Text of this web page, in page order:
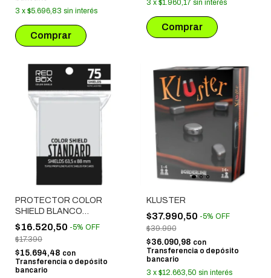
3 x $5.696,83 sin interés
3 x $1.960,17 sin interés
PROTECTOR COLOR
SHIELD BLANCO
STANDARD (63.5X88 MM)
75 UNIDADES
$16.520,50 -5% OFF
$17.390
$15.694,48 con
Transferencia o depósito
bancario
KLUSTER
$37.990,50 -5% OFF
$39.990
$36.090,98 con
Transferencia o depósito
bancario
3 x $12.663,50 sin interés